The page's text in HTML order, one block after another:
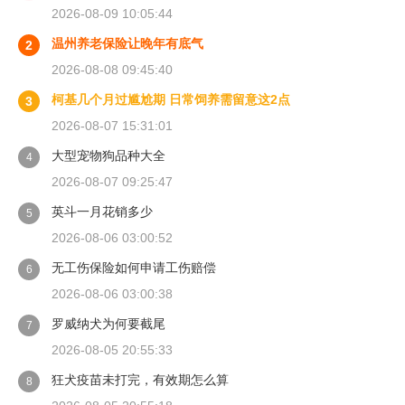
2026-08-09 10:05:44
2
温州养老保险让晚年有底气
2026-08-08 09:45:40
3
柯基几个月过尴尬期 日常饲养需留意这2点
2026-08-07 15:31:01
4
大型宠物狗品种大全
2026-08-07 09:25:47
5
英斗一月花销多少
2026-08-06 03:00:52
6
无工伤保险如何申请工伤赔偿
2026-08-06 03:00:38
7
罗威纳犬为何要截尾
2026-08-05 20:55:33
8
狂犬疫苗未打完，有效期怎么算